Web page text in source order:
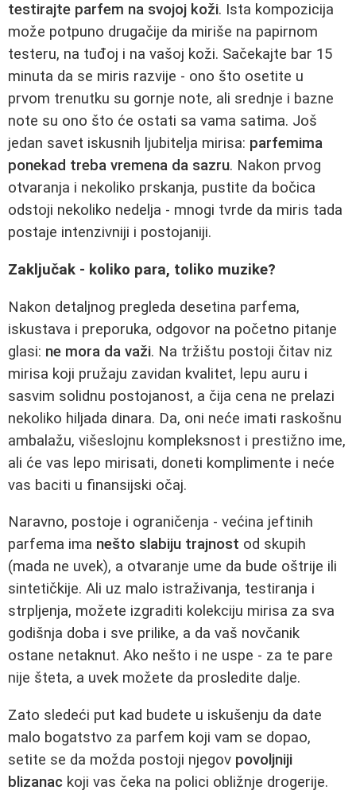
testirajte parfem na svojoj koži. Ista kompozicija
može potpuno drugačije da miriše na papirnom
testeru, na tuđoj i na vašoj koži. Sačekajte bar 15
minuta da se miris razvije - ono što osetite u
prvom trenutku su gornje note, ali srednje i bazne
note su ono što će ostati sa vama satima. Još
jedan savet iskusnih ljubitelja mirisa: parfemima
ponekad treba vremena da sazru. Nakon prvog
otvaranja i nekoliko prskanja, pustite da bočica
odstoji nekoliko nedelja - mnogi tvrde da miris tada
postaje intenzivniji i postojaniji.
Zaključak - koliko para, toliko muzike?
Nakon detaljnog pregleda desetina parfema,
iskustava i preporuka, odgovor na početno pitanje
glasi: ne mora da važi. Na tržištu postoji čitav niz
mirisa koji pružaju zavidan kvalitet, lepu auru i
sasvim solidnu postojanost, a čija cena ne prelazi
nekoliko hiljada dinara. Da, oni neće imati raskošnu
ambalažu, višeslojnu kompleksnost i prestižno ime,
ali će vas lepo mirisati, doneti komplimente i neće
vas baciti u finansijski očaj.
Naravno, postoje i ograničenja - većina jeftinih
parfema ima nešto slabiju trajnost od skupih
(mada ne uvek), a otvaranje ume da bude oštrije ili
sintetičkije. Ali uz malo istraživanja, testiranja i
strpljenja, možete izgraditi kolekciju mirisa za sva
godišnja doba i sve prilike, a da vaš novčanik
ostane netaknut. Ako nešto i ne uspe - za te pare
nije šteta, a uvek možete da prosledite dalje.
Zato sledeći put kad budete u iskušenju da date
malo bogatstvo za parfem koji vam se dopao,
setite se da možda postoji njegov povoljniji
blizanac koji vas čeka na polici obližnje drogerije.